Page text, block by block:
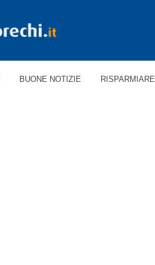
BUONE NOTIZIE RISPARMIARE